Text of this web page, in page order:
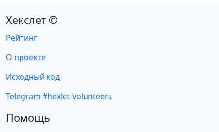
Хекслет ©
Рейтинг
О проекте
Исходный код
Telegram #hexlet-volunteers
Помощь